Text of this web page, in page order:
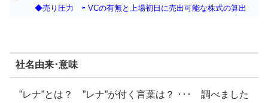
◆売り圧力 ⇦ VCの有無と上場初日に売出可能な株式の算出
社名由来･意味
”レナ”とは？ ”レナ”が付く言葉は？ ･･･ 調べました